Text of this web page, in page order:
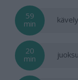
59
min
20
min